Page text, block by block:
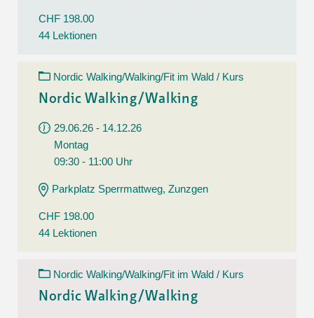
CHF 198.00
44 Lektionen
Nordic Walking/Walking/Fit im Wald / Kurs
Nordic Walking/Walking
29.06.26 - 14.12.26
Montag
09:30 - 11:00 Uhr
Parkplatz Sperrmattweg, Zunzgen
CHF 198.00
44 Lektionen
Nordic Walking/Walking/Fit im Wald / Kurs
Nordic Walking/Walking